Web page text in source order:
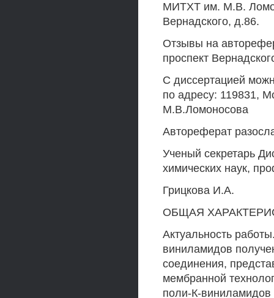
МИТХТ им. М.В.
Вернадского, д.86.
Отзывы на
проспект
С диссертацией
по адресу: 119831,
М.В.Ломоносова
Автореферат
Ученый секретарь
химических наук,
Грицкова И.А.
ОБЩАЯ
Актуальность
виниламидов
соединения,
мембранной
поли-К-